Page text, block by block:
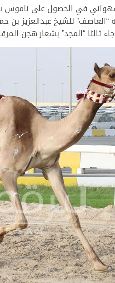
الشهواني في الحصول على
بشعار هجن المرقاب مسجلاً